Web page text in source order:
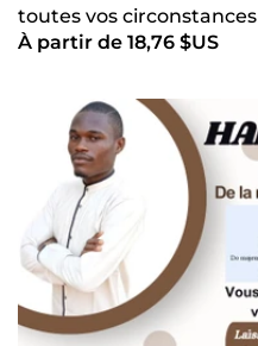
toutes vos circonstances
À partir de 18,76 $US